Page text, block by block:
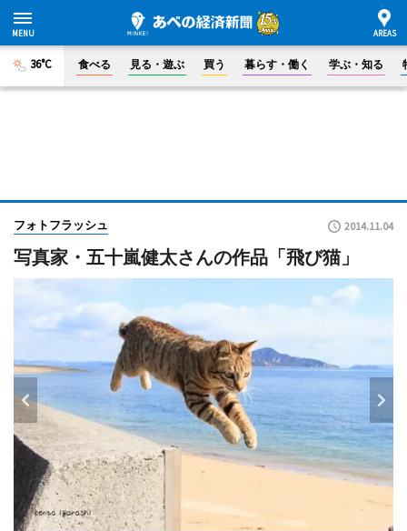
36°C 食べる 見る・遊ぶ 買う 暮らす・働く 学ぶ・知る
フォトフラッシュ 2014.11.04
写真家・五十嵐健太さんの作品「飛び猫」